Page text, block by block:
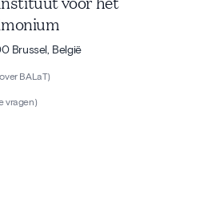
Brussel, België
BALaT)
vragen)